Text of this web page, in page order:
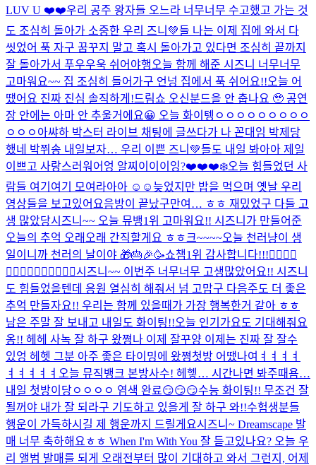
LUV U ❤️❤️우리 공주 왕자들 오느라 너무너무 수고했고 가는 것
도 조심히 돌아가 소중한 우리 즈니💚들 나는 이제 집에 와서 다
씻었어 푹 자구 꿈꾸지 말고 혹시 돌아가고 있다면 조심히 끝까지
잘 돌아가서 푸우우욱 쉬어야행 오늘 함께 해준 시즈니 너무너무
고마워요~~ 집 조심히 들어가구 언넝 집에서 푹 쉬어요!!오늘 어
땠어요 진짜 진심 솔직하게!드림쇼 오신분드을 안 춥나요 🥹 공연
장 안에는 아마 안 추울거에요😀 오늘 화이텡ㅇㅇㅇㅇㅇㅇㅇㅇㅇ
ㅇㅇㅇ아쌰하 박스터 라이브 채팅에 글쓰다가 나 꼰대임 박제당
했네 박쮜송 내일보자… 우리 이쁜 즈니💚들도 내일 봐아아 제일
이쁘고 사랑스러워어엉 알찌이이이잉?❤️❤️❤️❄️오늘 힘들었던 사
람들 여기여기 모여라아아 ☺️☺️늦었지만 밥을 먹으며 옛날 우리
영상들을 보고있어요음방이 끝났구만여… ㅎㅎ 재밌었구 다들 고
생 많았당시즈니~~ 오늘 뮤뱅1위 고마워요!! 시즈니가 만들어준
오늘의 추억 오래오래 간직할게요 ㅎㅎ 크~~~~오늘 천러냥이 생
일이니까 천러의 날이야 🎁🎂🎉🥳쇼챔1위 감사합니다!!!🙂‍↕️🙂‍↕️
🙂‍↕️🙂‍↕️🙂‍↕️🙂‍↕️🙂‍↕️시즈니~~ 이번주 너무너무 고생많았어요!! 시즈니
도 힘들었을텐데 응원 열심히 해줘서 넘 고맙구 다음주도 더 좋은
추억 만들자요!! 우리는 함께 있을때가 가장 행복한거 같아 ㅎㅎ
남은 주말 잘 보내고 내일도 화이팅!!오늘 인기가요도 기대해줘요
옹!! 헤헤 사녹 잘 하구 왔쪙나 이제 잘꾸양 이제는 진짜 잘 잘수
있엉 헤헷 그분 아주 좋은 타이밍에 왔쪙첫방 어땠나여ㅕㅕㅕㅕ
ㅕㅕㅕㅕㅕ 오늘 뮤직뱅크 본방사수! 헤헿… 시간나면 봐주때욤…
내일 첫방이당ㅇㅇㅇㅇ 염색 완료😏😏😏수능 화이팅!! 무조건 잘
될꺼야 내가 잘 되라구 기도하고 있을게 잘 하구 와!!수험생분들
행운이 가득하시길 제 행운까지 드릴게요시즈니~ Dreamscape 발
매 너무 축하해요ㅎㅎ When I'm With You 잘 듣고있나요? 오늘 우
리 앨범 발매를 되게 오래전부터 많이 기대하고 와서 그런지, 어제